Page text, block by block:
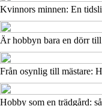
Kvinnors minnen: En
Är hobbyn bara en dörr
Från osynlig till mästare:
Hobby som en trädgård: